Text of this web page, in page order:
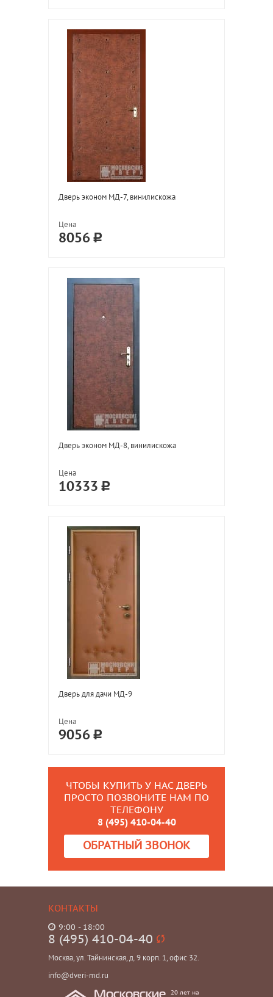
Дверь эконом МД-7, винилискожа
Цена
8056
Дверь эконом МД-8, винилискожа
Цена
10333
Дверь для дачи МД-9
Цена
9056
ЧТОБЫ КУПИТЬ У НАС ДВЕРЬ
ПРОСТО ПОЗВОНИТЕ НАМ ПО
ТЕЛЕФОНУ
8 (495) 410-04-40
ОБРАТНЫЙ ЗВОНОК
КОНТАКТЫ
9:00 - 18:00
8 (495) 410-04-40
Москва, ул. Тайнинская, д. 9 корп. 1, офис 32.
info@dveri-md.ru
Московские
20 лет на